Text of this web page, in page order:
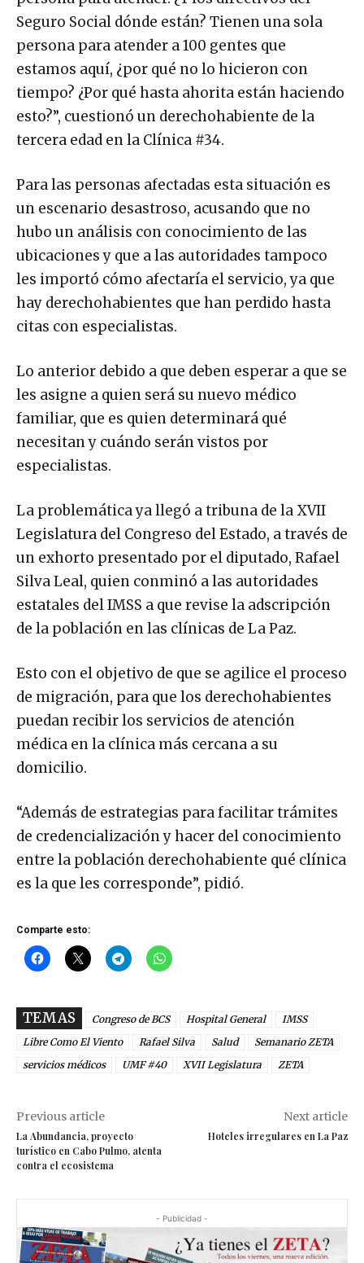
Seguro Social dónde están? Tienen una sola
persona para atender a 100 gentes que
estamos aquí, ¿por qué no lo hicieron con
tiempo? ¿Por qué hasta ahorita están haciendo
esto?”, cuestionó un derechohabiente de la
tercera edad en la Clínica #34.
Para las personas afectadas esta situación es
un escenario desastroso, acusando que no
hubo un análisis con conocimiento de las
ubicaciones y que a las autoridades tampoco
les importó cómo afectaría el servicio, ya que
hay derechohabientes que han perdido hasta
citas con especialistas.
Lo anterior debido a que deben esperar a que se
les asigne a quien será su nuevo médico
familiar, que es quien determinará qué
necesitan y cuándo serán vistos por
especialistas.
La problemática ya llegó a tribuna de la XVII
Legislatura del Congreso del Estado, a través de
un exhorto presentado por el diputado, Rafael
Silva Leal, quien conminó a las autoridades
estatales del IMSS a que revise la adscripción
de la población en las clínicas de La Paz.
Esto con el objetivo de que se agilice el proceso
de migración, para que los derechohabientes
puedan recibir los servicios de atención
médica en la clínica más cercana a su
domicilio.
“Además de estrategias para facilitar trámites
de credencialización y hacer del conocimiento
entre la población derechohabiente qué clínica
es la que les corresponde”, pidió.
Comparte esto:
TEMAS Congreso de BCS Hospital General
IMSS
Libre Como El Viento
Rafael Silva Salud
Semanario ZETA
servicios médicos
UMF #40 XVII Legislatura ZETA
Previous article
La Abundancia, proyecto
turístico en Cabo Pulmo, atenta
contra el ecosistema
Next article
Hoteles irregulares en La Paz
- Publicidad -